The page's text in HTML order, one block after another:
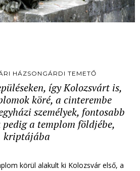
HÁZSONGÁRDI TEMETŐ
így Kolozsvárt is,
köré, a cinterembe
személyek, fontosabb
pedig a templom földjébe,
kriptájába
körül alakult ki Kolozsvár első, a